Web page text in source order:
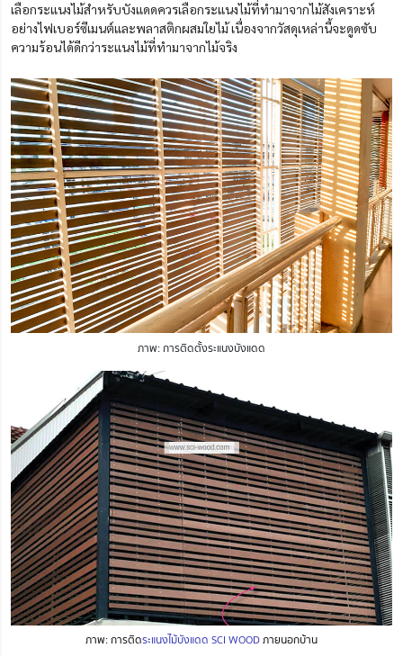
เลือกระแนงไม้สำหรับบังแดดควรเลือกระแนงไม้ที่ทำมาจากไม้สังเคราะห์
อย่างไฟเบอร์ซีเมนต์และพลาสติกผสมใยไม้ เนื่องจากวัสดุเหล่านี้จะดูดซับ
ความร้อนได้ดีกว่าระแนงไม้ที่ทำมาจากไม้จริง
ภาพ: การติดตั้งระแนงบังแดด
ภาพ: การติดระแนงไม้บังแดด SCI WOODภายนอกบ้าน